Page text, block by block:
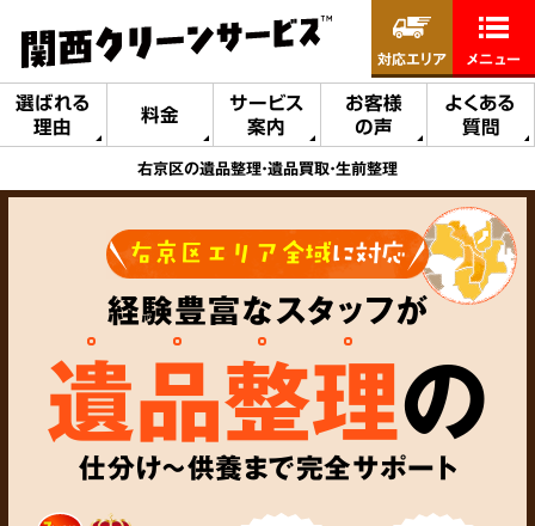
選ばれる
理由
料金
サービス
案内
お客様
の声
よくある
質問
対応エリア メニュー
右京区の遺品整理・遺品買取・生前整理
右京区エリア全域に対応
経験豊富なスタッフが
遺品整理の
仕分け～供養まで完全サポート